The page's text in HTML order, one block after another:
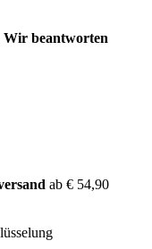
Wir beantworten
ab € 54,90